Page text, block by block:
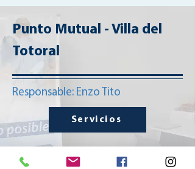
Punto Mutual - Villa del
Totoral
Responsable: Enzo Tito
Servicios